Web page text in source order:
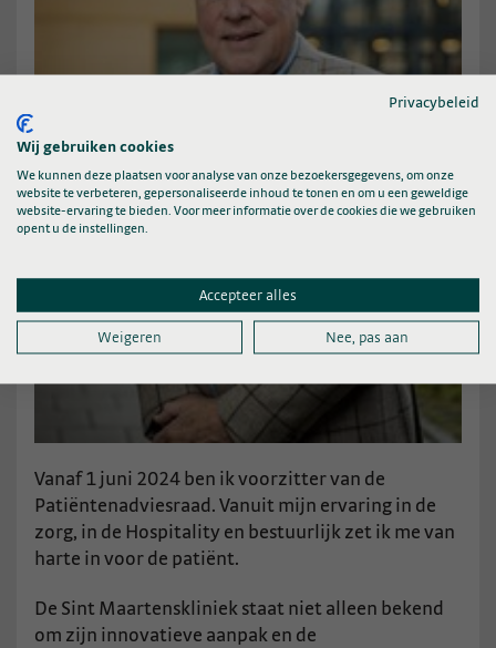
Vanaf 1 juni 2024 ben ik voorzitter van de
Patiëntenadviesraad. Vanuit mijn ervaring in de
zorg, in de Hospitality en bestuurlijk zet ik me van
harte in voor de patiënt.
De Sint Maartenskliniek staat niet alleen bekend
om zijn innovatieve aanpak en de
Privacybeleid
Wij gebruiken cookies
We kunnen deze plaatsen voor analyse van onze bezoekersgegevens, om onze
website te verbeteren, gepersonaliseerde inhoud te tonen en om u een geweldige
website-ervaring te bieden. Voor meer informatie over de cookies die we gebruiken
opent u de instellingen.
Accepteer alles
Weigeren Nee, pas aan